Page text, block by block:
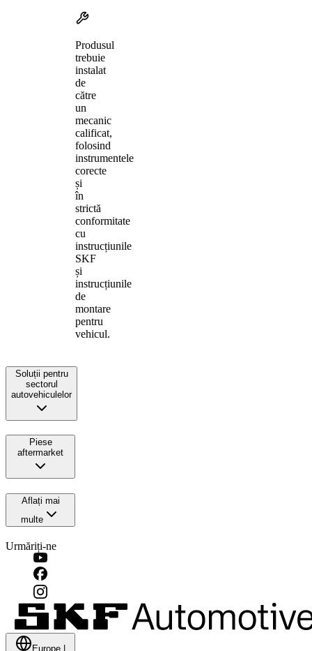
Produsul
trebuie
instalat
de
către
un
mecanic
calificat,
folosind
instrumentele
corecte
și
în
strictă
conformitate
cu
instrucțiunile
SKF
și
instrucțiunile
de
montare
pentru
vehicul.
Soluții pentru
sectorul
autovehiculelor
Piese
aftermarket
Aflați mai
multe
Urmăriți-ne
Europe